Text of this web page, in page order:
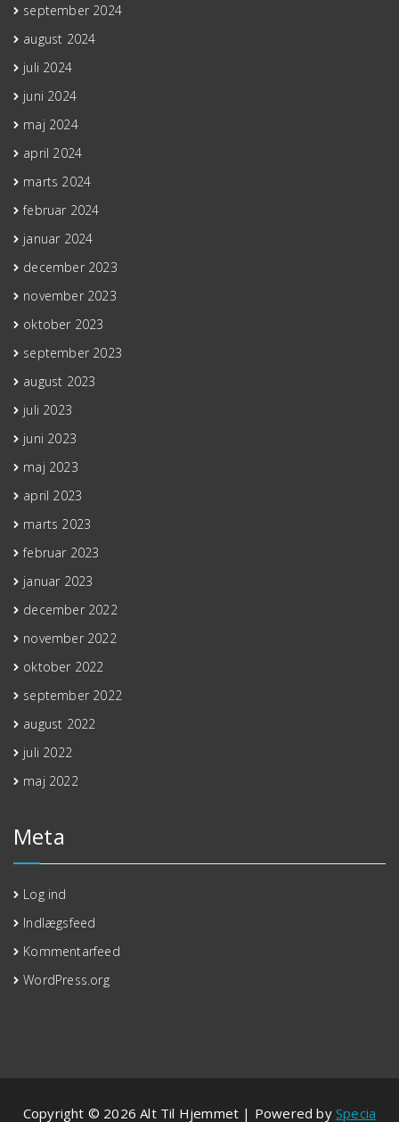
september 2024
august 2024
juli 2024
juni 2024
maj 2024
april 2024
marts 2024
februar 2024
januar 2024
december 2023
november 2023
oktober 2023
september 2023
august 2023
juli 2023
juni 2023
maj 2023
april 2023
marts 2023
februar 2023
januar 2023
december 2022
november 2022
oktober 2022
september 2022
august 2022
juli 2022
maj 2022
Meta
Log ind
Indlægsfeed
Kommentarfeed
WordPress.org
Copyright © 2026 Alt Til Hjemmet | Powered by Specia